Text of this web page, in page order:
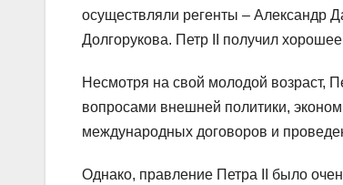
осуществляли регенты – Александр
Долгорукова. Петр II получил
Несмотря на свой молодой возраст,
вопросами внешней политики,
международных договоров и
Однако, правление Петра II было